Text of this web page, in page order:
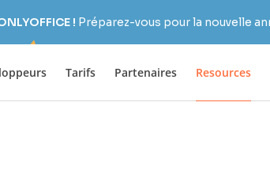
! Préparez-vous pour la nouvelle
Tarifs Partenaires Resources